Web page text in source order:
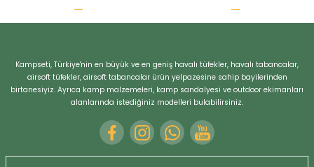
Kampseti, Türkiye'nin en büyük ve en geniş havalı tüfekler, havalı tabancalar,
airsoft tüfekler, airsoft tabancalar ürün yelpazesine sahip bayilerinden
birtanesiyiz. Ayrıca kamp malzemeleri, kamp sandalyesi ve outdoor ekimanları
alanlarında istediğiniz modelleri bulabilirsiniz.